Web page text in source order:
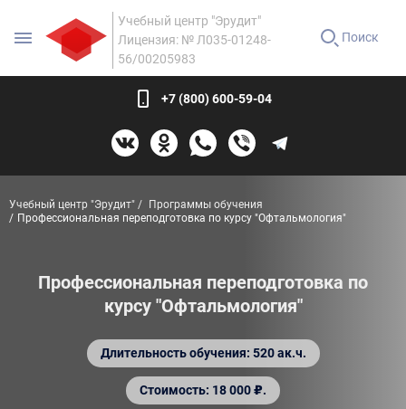
Учебный центр "Эрудит"
Лицензия: № Л035-01248-
56/00205983
Поиск
+7 (800) 600-59-04
Учебный центр "Эрудит"
Программы обучения
Профессиональная переподготовка по курсу "Офтальмология"
Профессиональная переподготовка по
курсу "Офтальмология"
Длительность обучения: 520 ак.ч.
Стоимость: 18 000 ₽.